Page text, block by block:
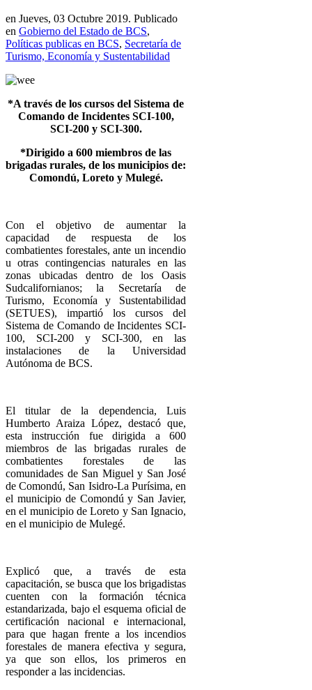
en Jueves, 03 Octubre 2019. Publicado
en Gobierno del Estado de BCS,
Políticas publicas en BCS, Secretaría de
Turismo, Economía y Sustentabilidad
*A través de los cursos del Sistema de
Comando de Incidentes SCI-100,
SCI-200 y SCI-300.
*Dirigido a 600 miembros de las
brigadas rurales, de los municipios de:
Comondú, Loreto y Mulegé.
Con el objetivo de aumentar la
capacidad de respuesta de los
combatientes forestales, ante un incendio
u otras contingencias naturales en las
zonas ubicadas dentro de los Oasis
Sudcalifornianos; la Secretaría de
Turismo, Economía y Sustentabilidad
(SETUES), impartió los cursos del
Sistema de Comando de Incidentes SCI-
100, SCI-200 y SCI-300, en las
instalaciones de la Universidad
Autónoma de BCS.
El titular de la dependencia, Luis
Humberto Araiza López, destacó que,
esta instrucción fue dirigida a 600
miembros de las brigadas rurales de
combatientes forestales de las
comunidades de San Miguel y San José
de Comondú, San Isidro-La Purísima, en
el municipio de Comondú y San Javier,
en el municipio de Loreto y San Ignacio,
en el municipio de Mulegé.
Explicó que, a través de esta
capacitación, se busca que los brigadistas
cuenten con la formación técnica
estandarizada, bajo el esquema oficial de
certificación nacional e internacional,
para que hagan frente a los incendios
forestales de manera efectiva y segura,
ya que son ellos, los primeros en
responder a las incidencias.